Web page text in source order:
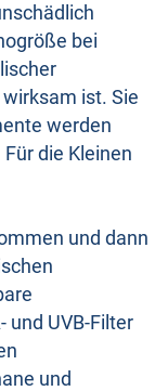
bei
ist. Sie
werden
die Kleinen
und dann
und UVB-Filter
und